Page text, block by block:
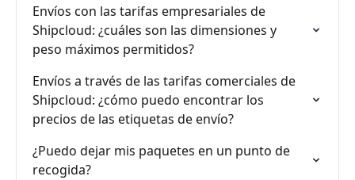
Envíos con las tarifas empresariales de
Shipcloud: ¿cuáles son las dimensiones y
peso máximos permitidos?
Envíos a través de las tarifas comerciales de
Shipcloud: ¿cómo puedo encontrar los
precios de las etiquetas de envío?
¿Puedo dejar mis paquetes en un punto de
recogida?